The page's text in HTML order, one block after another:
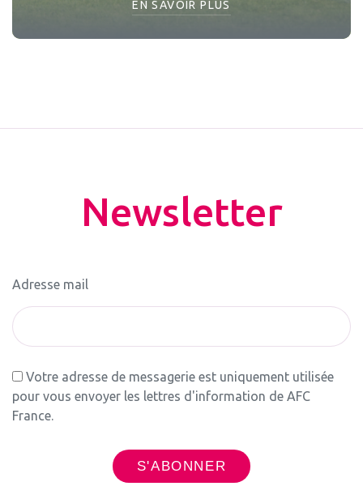
EN SAVOIR PLUS
Newsletter
Adresse mail
Votre adresse de messagerie est uniquement utilisée
pour vous envoyer les lettres d'information de AFC
France.